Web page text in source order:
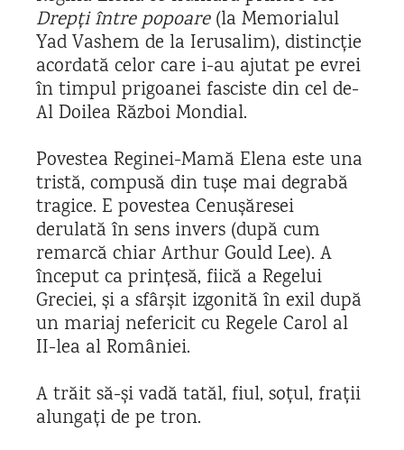
Drepți între popoare(la Memorialul
Yad Vashem de la Ierusalim), distincție
acordată celor care i-au ajutat pe evrei
în timpul prigoanei fasciste din cel de-
Al Doilea Război Mondial.
Povestea Reginei-Mamă Elena este una
tristă, compusă din tușe mai degrabă
tragice. E povestea Cenușăresei
derulată în sens invers (după cum
remarcă chiar Arthur Gould Lee). A
început ca prințesă, fiică a Regelui
Greciei, și a sfârșit izgonită în exil după
un mariaj nefericit cu Regele Carol al
II-lea al României.
A trăit să-și vadă tatăl, fiul, soțul, frații
alungați de pe tron.